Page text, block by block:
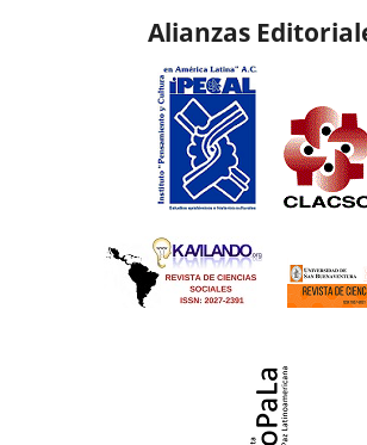
Alianzas